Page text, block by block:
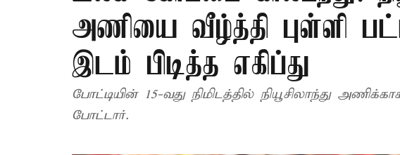
அணியை வீழ்த்தி புள்ளி
இடம் பிடித்த எகிப்து
போட்டியின் 15-வது நிமிடத்தில் நியூசிலாந்து
போட்டார்.